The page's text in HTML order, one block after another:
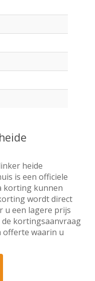
heide
is een officiele
korting kunnen
wordt direct
u een lagere prijs
kortingsaanvraag
offerte waarin u